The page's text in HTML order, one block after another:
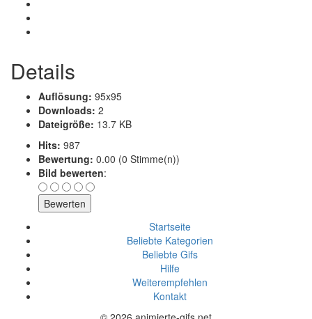
Details
Auflösung: 95x95
Downloads: 2
Dateigröße: 13.7 KB
Hits: 987
Bewertung: 0.00 (0 Stimme(n))
Bild bewerten:
Startseite
Beliebte Kategorien
Beliebte Gifs
Hilfe
Weiterempfehlen
Kontakt